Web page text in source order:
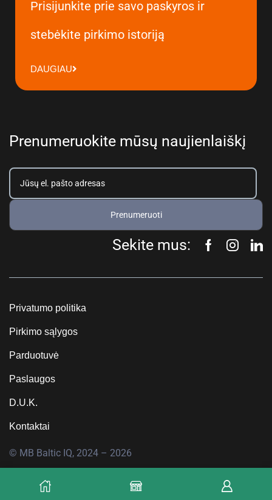
Prisijunkite prie savo paskyros ir
stebėkite pirkimo istoriją
DAUGIAU
Prenumeruokite mūsų naujienlaiškį
Prenumeruoti
Sekite mus:
Privatumo politika
Pirkimo sąlygos
Parduotuvė
Paslaugos
D.U.K.
Kontaktai
© MB Baltic IQ, 2024 – 2026